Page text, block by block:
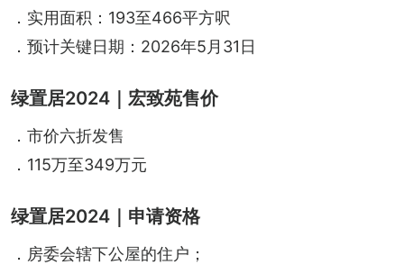
．实用面积：193至466平方呎
．预计关键日期：2026年5月31日
绿置居2024｜宏致苑售价
．市价六折发售
．115万至349万元
绿置居2024｜申请资格
．房委会辖下公屋的住户；